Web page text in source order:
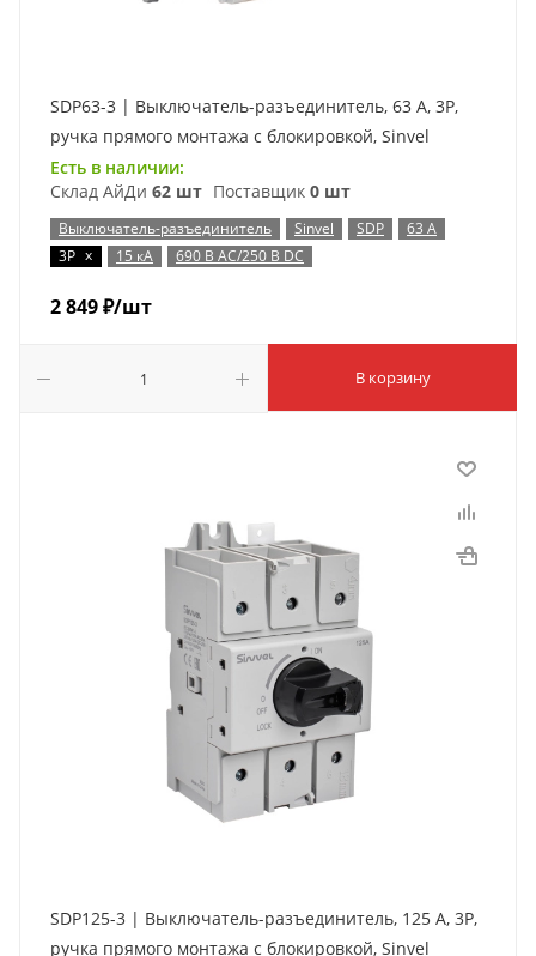
SDP63-3 | Выключатель-разъединитель, 63 А, 3Р,
ручка прямого монтажа с блокировкой, Sinvel
Есть в наличии:
Склад АйДи 62 шт Поставщик 0 шт
Выключатель-разъединитель Sinvel SDP
63 А
3P x 15 кА 690 В AC/250 В DC
2 849₽/шт
В корзину
SDP125-3 | Выключатель-разъединитель, 125 А, 3Р,
ручка прямого монтажа с блокировкой, Sinvel